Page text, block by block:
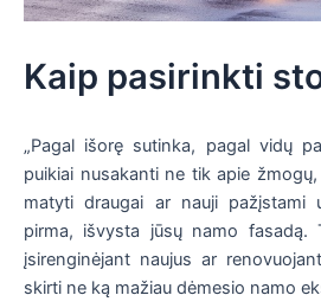
Kaip pasirinkti
„Pagal išorę sutinka, pagal vidų
puikiai nusakanti ne tik apie
matyti draugai ar nauji pažįstami
pirma, išvysta jūsų namo fasadą.
įsirenginėjant naujus ar
skirti ne ką mažiau dėmesio namo